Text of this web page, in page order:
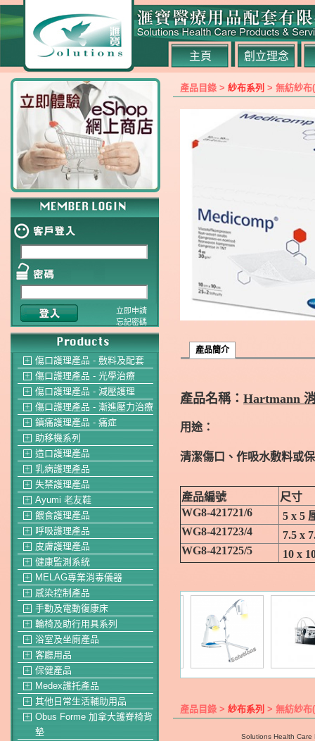
主頁 創立理念
立即申請
忘記密碼
＋ 傷口護理產品 - 敷料及配套
＋ 傷口護理產品 - 光學治療
＋ 傷口護理產品 - 減壓護理
＋ 傷口護理產品 - 漸進壓力治療
＋ 鎮痛護理產品 - 痛症
＋ 助移機系列
＋ 造口護理產品
＋ 乳病護理產品
＋ 失禁護理產品
＋ Ayumi 老友鞋
＋ 餵食護理產品
＋ 呼吸護理產品
＋ 皮膚護理產品
＋ 健康監測系統
＋ MELAG專業消毒儀器
＋ 感染控制產品
＋ 手動及電動復康床
＋ 輪椅及助行用具系列
＋ 浴室及坐廁產品
＋ 客廳用品
＋ 保健產品
＋ Medex護托產品
＋ 其他日常生活輔助用品
＋
Obus Forme 加拿大護脊椅背
墊
產品目錄 > 紗布系列 > 無紡紗布
產品簡介
產品名稱： Hartmann
用途：
清潔傷口、作吸水敷料或
產品編號
尺寸
WG8-421721/6
5 x 5
WG8-421723/4
7.5 x
WG8-421725/5
10 x
產品目錄 > 紗布系列 > 無紡紗布
Solutions Health Care